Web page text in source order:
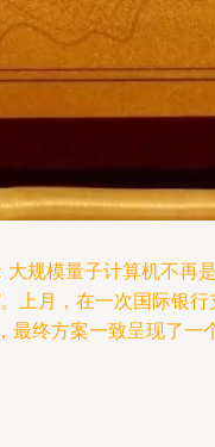
规模量子计算机不再
上月，在一次国际银
终方案一致呈现了